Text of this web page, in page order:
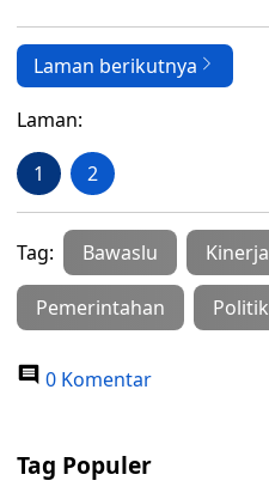
Laman berikutnya
Laman:
1 2
Tag: Bawaslu Kinerja
Pemerintahan Politik
0 Komentar
Tag Populer